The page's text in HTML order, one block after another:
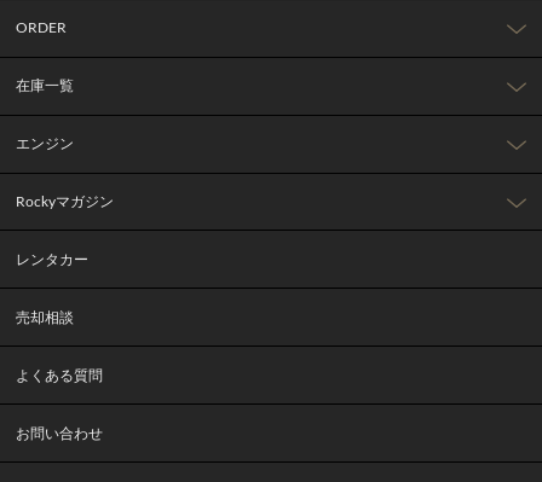
ORDER
在庫一覧
エンジン
Rockyマガジン
レンタカー
売却相談
よくある質問
お問い合わせ